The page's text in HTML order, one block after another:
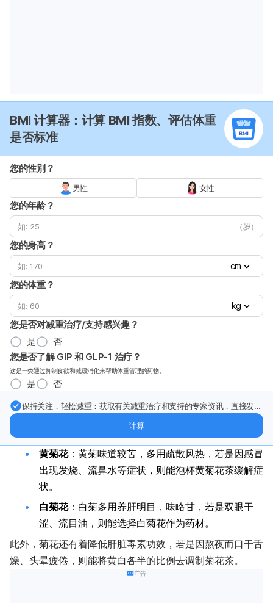
BMI 计算器：计算 BMI 指数、评估体重
是否标准
您的性別？
男性 女性
您的年龄？
（岁）
您的身高？
cm
您的体重？
kg
您是否对减重治疗/支持感兴趣？
是
否
您是否了解 GIP 和 GLP-1 治疗？
这是一类通过抑制食欲和减缓消化来帮助体重管理的药物。
是 否
保持关注，轻松减重：获取有关减重治疗和支持的专家资讯，直接发送
计算
黄菊花：黄菊味道较苦，多用疏散风热，若是因感冒
出现发烧、流鼻水等症状，则能泡杯黄菊花茶缓解症
状。
白菊花：白菊多用养肝明目，味略甘，若是双眼干
涩、流目油，则能选择白菊花作为药材。
此外，菊花还有着降低肝脏毒素功效，若是因熬夜而口干舌
燥、头晕疲倦，则能将黄白各半的比例去调制菊花茶。
广告